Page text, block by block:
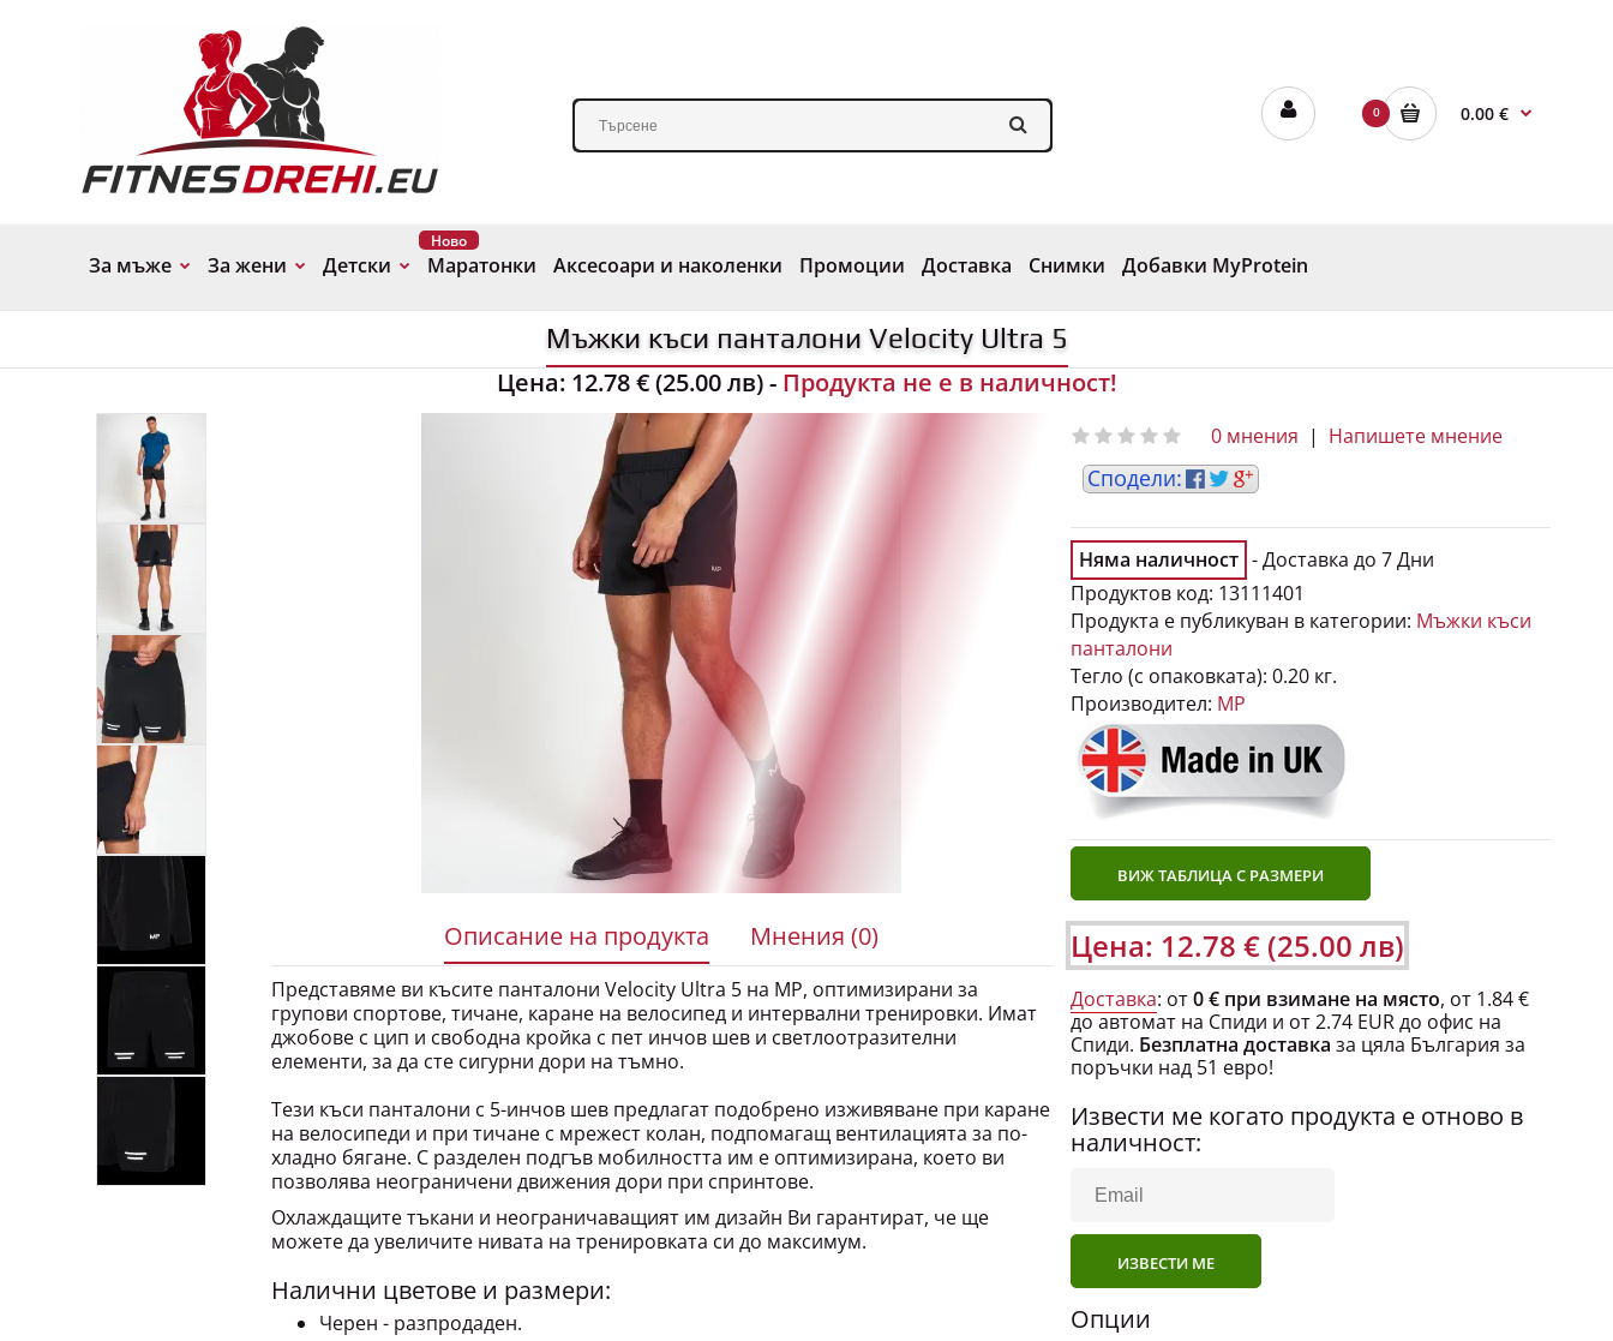
0 0.00 €
За мъже За жени Детски Маратонки
Ново
Аксесоари и наколенки Промоции Доставка Снимки Добавки MyProtein
Мъжки къси панталони Velocity Ultra 5
Цена: 12.78 € (25.00 лв)- Продукта не е в наличност!
Описание на продукта Мнения (0)
Представяме ви късите панталони Velocity Ultra 5 на MP, оптимизирани за
групови спортове, тичане, каране на велосипед и интервални тренировки. Имат
джобове с цип и свободна кройка с пет инчов шев и светлоотразителни
елементи, за да сте сигурни дори на тъмно.
Тези къси панталони с 5-инчов шев предлагат подобрено изживяване при каране
на велосипеди и при тичане с мрежест колан, подпомагащ вентилацията за по-
хладно бягане. С разделен подгъв мобилността им е оптимизирана, което ви
позволява неограничени движения дори при спринтове.
Охлаждащите тъкани и неограничаващият им дизайн Ви гарантират, че ще
можете да увеличите нивата на тренировката си до максимум.
Налични цветове и размери:
Черен - разпродаден.
0 мнения | Напишете мнение
Няма наличност - Доставка до 7 Дни
Продуктов код: 13111401
Продукта е публикуван в категории: Мъжки къси
панталони
Тегло (с опаковката): 0.20 кг.
Производител: MP
ВИЖ ТАБЛИЦА С РАЗМЕРИ
Цена: 12.78 € (25.00 лв)
Доставка: от0 € при взимане на място, от 1.84 €
до автомат на Спиди и от 2.74 EUR до офис на
Спиди. Безплатна доставка за цяла България за
поръчки над 51 евро!
Извести ме когато продукта е отново в
наличност:
ИЗВЕСТИ МЕ
Опции